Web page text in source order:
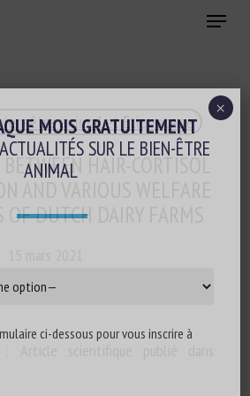
Menu
être animal et Etiquetage
BETWEEN HAIR-CORTISOL
OF DUTCH DAIRY FARMS
: Article scientifique publié dans
MOIS GRATUITEMENT
SUR LE BIEN-ÊTRE
ANIMAL
ci-dessous pour vous inscrire à
×